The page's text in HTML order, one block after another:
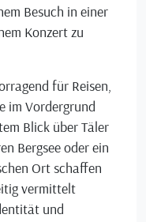
Besuch in einer
Konzert zu
für Reisen,
im Vordergrund
Blick über Täler
Bergsee oder ein
Ort schaffen
vermittelt
und